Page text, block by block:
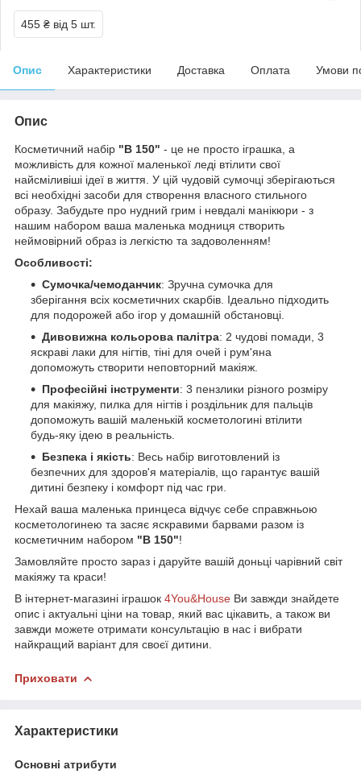
455 ₴ від 5 шт.
Опис Характеристики Доставка Оплата Умови
Опис
Косметичний набір "B 150" - це не просто іграшка, а
можливість для кожної маленької леді втілити свої
найсміливіші ідеї в життя. У цій чудовій сумочці зберігаються
всі необхідні засоби для створення власного стильного
образу. Забудьте про нудний грим і невдалі манікюри - з
нашим набором ваша маленька модниця створить
неймовірний образ із легкістю та задоволенням!
Особливості:
Сумочка/чемоданчик: Зручна сумочка для
зберігання всіх косметичних скарбів. Ідеально підходить
для подорожей або ігор у домашній обстановці.
Дивовижна кольорова палітра: 2 чудові помади, 3
яскраві лаки для нігтів, тіні для очей і рум'яна
допоможуть створити неповторний макіяж.
Професійні інструменти: 3 пензлики різного розміру
для макіяжу, пилка для нігтів і роздільник для пальців
допоможуть вашій маленькій косметологині втілити
будь-яку ідею в реальність.
Безпека і якість: Весь набір виготовлений із
безпечних для здоров'я матеріалів, що гарантує вашій
дитині безпеку і комфорт під час гри.
Нехай ваша маленька принцеса відчує себе справжньою
косметологинею та засяє яскравими барвами разом із
косметичним набором "B 150"!
Замовляйте просто зараз і даруйте вашій доньці чарівний світ
макіяжу та краси!
В інтернет-магазині іграшок 4You&House Ви завжди знайдете
опис і актуальні ціни на товар, який вас цікавить, а також ви
завжди можете отримати консультацію в нас і вибрати
найкращий варіант для своєї дитини.
Приховати
Характеристики
Основні атрибути